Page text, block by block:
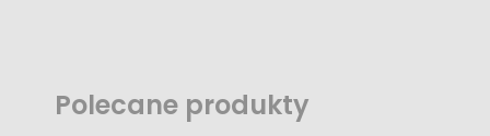
Polecane produkty